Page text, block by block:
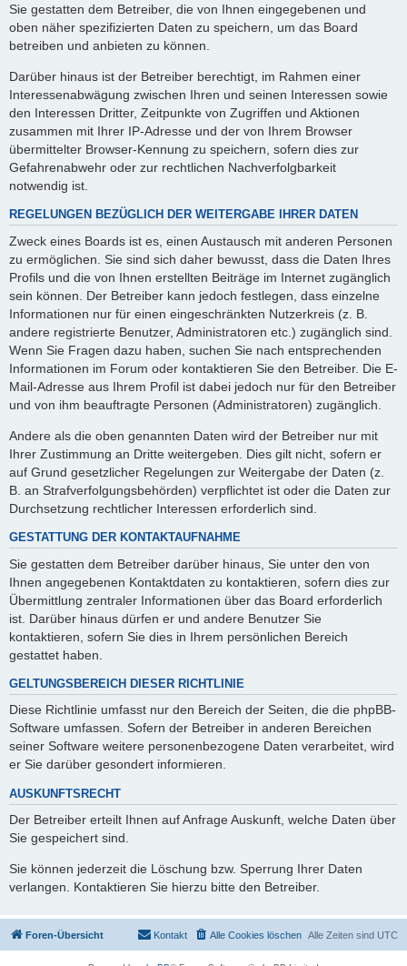
Sie gestatten dem Betreiber, die von Ihnen eingegebenen und
oben näher spezifizierten Daten zu speichern, um das Board
betreiben und anbieten zu können.
Darüber hinaus ist der Betreiber berechtigt, im Rahmen einer
Interessenabwägung zwischen Ihren und seinen Interessen sowie
den Interessen Dritter, Zeitpunkte von Zugriffen und Aktionen
zusammen mit Ihrer IP-Adresse und der von Ihrem Browser
übermittelter Browser-Kennung zu speichern, sofern dies zur
Gefahrenabwehr oder zur rechtlichen Nachverfolgbarkeit
notwendig ist.
REGELUNGEN BEZÜGLICH DER WEITERGABE IHRER DATEN
Zweck eines Boards ist es, einen Austausch mit anderen Personen
zu ermöglichen. Sie sind sich daher bewusst, dass die Daten Ihres
Profils und die von Ihnen erstellten Beiträge im Internet zugänglich
sein können. Der Betreiber kann jedoch festlegen, dass einzelne
Informationen nur für einen eingeschränkten Nutzerkreis (z. B.
andere registrierte Benutzer, Administratoren etc.) zugänglich sind.
Wenn Sie Fragen dazu haben, suchen Sie nach entsprechenden
Informationen im Forum oder kontaktieren Sie den Betreiber. Die E-
Mail-Adresse aus Ihrem Profil ist dabei jedoch nur für den Betreiber
und von ihm beauftragte Personen (Administratoren) zugänglich.
Andere als die oben genannten Daten wird der Betreiber nur mit
Ihrer Zustimmung an Dritte weitergeben. Dies gilt nicht, sofern er
auf Grund gesetzlicher Regelungen zur Weitergabe der Daten (z.
B. an Strafverfolgungsbehörden) verpflichtet ist oder die Daten zur
Durchsetzung rechtlicher Interessen erforderlich sind.
GESTATTUNG DER KONTAKTAUFNAHME
Sie gestatten dem Betreiber darüber hinaus, Sie unter den von
Ihnen angegebenen Kontaktdaten zu kontaktieren, sofern dies zur
Übermittlung zentraler Informationen über das Board erforderlich
ist. Darüber hinaus dürfen er und andere Benutzer Sie
kontaktieren, sofern Sie dies in Ihrem persönlichen Bereich
gestattet haben.
GELTUNGSBEREICH DIESER RICHTLINIE
Diese Richtlinie umfasst nur den Bereich der Seiten, die die phpBB-
Software umfassen. Sofern der Betreiber in anderen Bereichen
seiner Software weitere personenbezogene Daten verarbeitet, wird
er Sie darüber gesondert informieren.
AUSKUNFTSRECHT
Der Betreiber erteilt Ihnen auf Anfrage Auskunft, welche Daten über
Sie gespeichert sind.
Sie können jederzeit die Löschung bzw. Sperrung Ihrer Daten
verlangen. Kontaktieren Sie hierzu bitte den Betreiber.
Foren-Übersicht Alle Zeiten sind UTC
Alle Cookies löschen
Kontakt